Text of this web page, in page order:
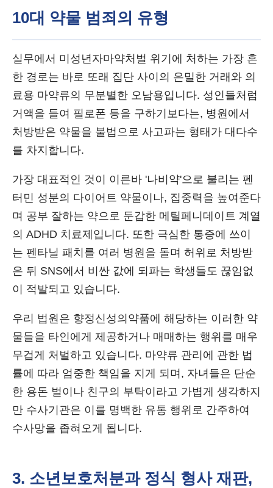
10대 약물 범죄의 유형
실무에서 미성년자마약처벌 위기에 처하는 가장 흔
한 경로는 바로 또래 집단 사이의 은밀한 거래와 의
료용 마약류의 무분별한 오남용입니다. 성인들처럼
거액을 들여 필로폰 등을 구하기보다는, 병원에서
처방받은 약물을 불법으로 사고파는 형태가 대다수
를 차지합니다.
가장 대표적인 것이 이른바 '나비약'으로 불리는 펜
터민 성분의 다이어트 약물이나, 집중력을 높여준다
며 공부 잘하는 약으로 둔갑한 메틸페니데이트 계열
의 ADHD 치료제입니다. 또한 극심한 통증에 쓰이
는 펜타닐 패치를 여러 병원을 돌며 허위로 처방받
은 뒤 SNS에서 비싼 값에 되파는 학생들도 끊임없
이 적발되고 있습니다.
우리 법원은 향정신성의약품에 해당하는 이러한 약
물들을 타인에게 제공하거나 매매하는 행위를 매우
무겁게 처벌하고 있습니다. 마약류 관리에 관한 법
률에 따라 엄중한 책임을 지게 되며, 자녀들은 단순
한 용돈 벌이나 친구의 부탁이라고 가볍게 생각하지
만 수사기관은 이를 명백한 유통 행위로 간주하여
수사망을 좁혀오게 됩니다.
3. 소년보호처분과 정식 형사 재판,